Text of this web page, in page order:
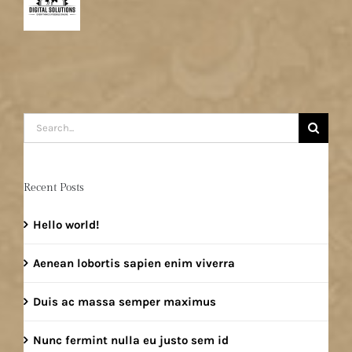
Search
for:
Recent Posts
Hello world!
Aenean lobortis sapien enim viverra
Duis ac massa semper maximus
Nunc fermint nulla eu justo sem id